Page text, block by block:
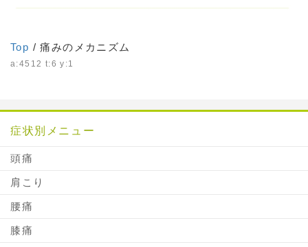
Top / 痛みのメカニズム
a:4512 t:6 y:1
症状別メニュー
頭痛
肩こり
腰痛
膝痛